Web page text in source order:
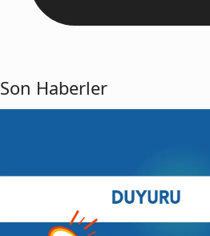
Son Haberler